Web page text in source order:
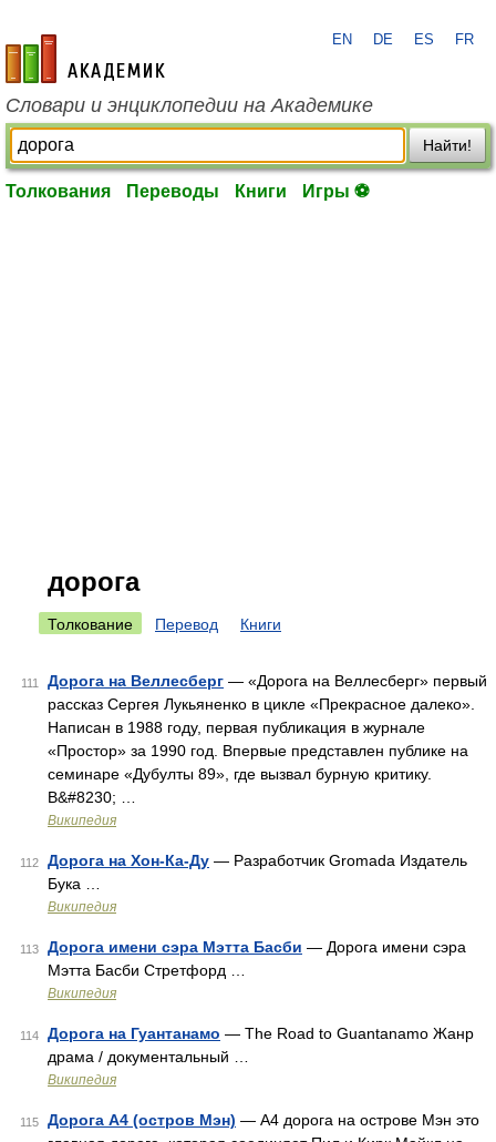
academic.ru
EN DE ES FR
Словари и энциклопедии на Академике
Найти!
Толкования Переводы Книги Игры ⚽
дорога
Толкование Перевод Книги
111 Дорога на Веллесберг — «Дорога на Веллесберг» первый
рассказ Сергея Лукьяненко в цикле «Прекрасное далеко».
Написан в 1988 году, первая публикация в журнале
«Простор» за 1990 год. Впервые представлен публике на
семинаре «Дубулты 89», где вызвал бурную критику.
В&#8230; …
Википедия
112 Дорога на Хон-Ка-Ду — Разработчик Gromada Издатель
Бука …
Википедия
113 Дорога имени сэра Мэтта Басби — Дорога имени cэра
Мэтта Басби Стретфорд …
Википедия
114 Дорога на Гуантанамо — The Road to Guantanamo Жанр
драма / документальный …
Википедия
115 Дорога A4 (остров Мэн) — А4 дорога на острове Мэн это